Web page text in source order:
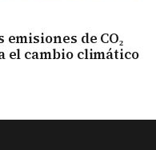
de CO₂
el cambio climático